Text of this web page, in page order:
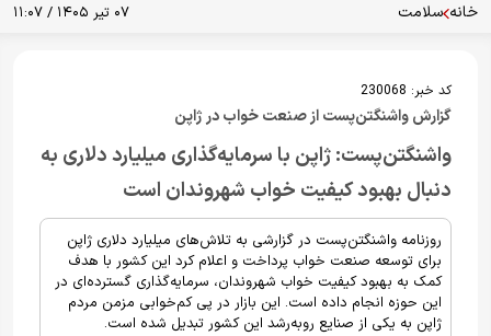
خانه سلامت ۰۷ تیر ۱۴۰۵ / ۱۱:۰۷
کد خبر: 230068
گزارش واشنگتن‌پست از صنعت خواب در ژاپن
واشنگتن‌پست: ژاپن با سرمایه‌گذاری میلیارد دلاری به
دنبال بهبود کیفیت خواب شهروندان است
روزنامه واشنگتن‌پست در گزارشی به تلاش‌های میلیارد دلاری ژاپن
برای توسعه صنعت خواب پرداخت و اعلام کرد این کشور با هدف
کمک به بهبود کیفیت خواب شهروندان، سرمایه‌گذاری گسترده‌ای در
این حوزه انجام داده است. این بازار در پی کم‌خوابی مزمن مردم
ژاپن به یکی از صنایع رو‌به‌رشد این کشور تبدیل شده است.